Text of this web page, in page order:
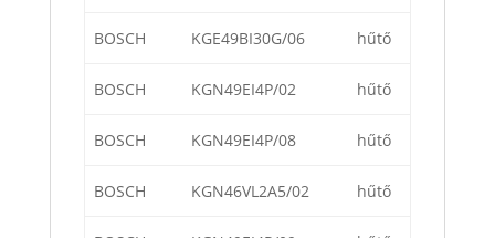
BOSCH KGE49BI30G/06 hűtő
BOSCH KGN49EI4P/02 hűtő
BOSCH KGN49EI4P/08 hűtő
BOSCH KGN46VL2A5/02 hűtő